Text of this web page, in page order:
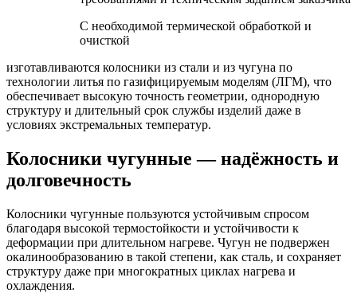
С необходимой термической обработкой и
очисткой
изготавливаются колосники из стали и из чугуна по
технологии литья по газифицируемым моделям (ЛГМ), что
обеспечивает высокую точность геометрии, однородную
структуру и длительный срок службы изделий даже в
условиях экстремальных температур.
Колосники чугунные — надёжность и
долговечность
Колосники чугунные пользуются устойчивым спросом
благодаря высокой термостойкости и устойчивости к
деформации при длительном нагреве. Чугун не подвержен
окалинообразованию в такой степени, как сталь, и сохраняет
структуру даже при многократных циклах нагрева и
охлаждения.